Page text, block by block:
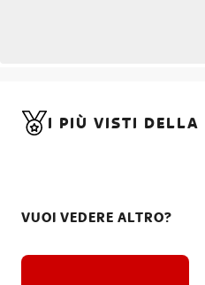
I PIÙ VISTI DELLA
VUOI VEDERE ALTRO?